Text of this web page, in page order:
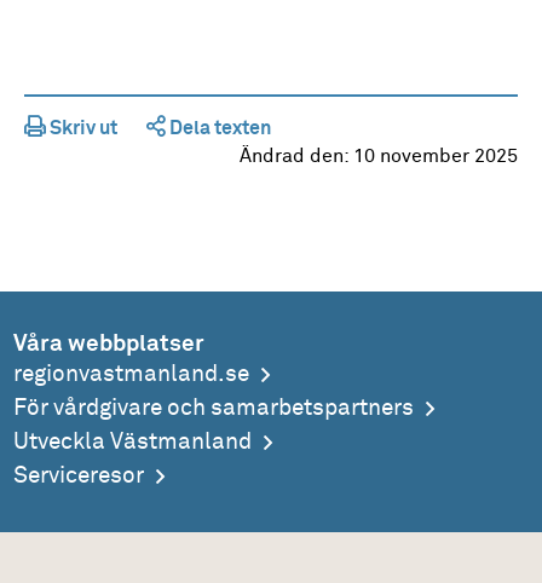
Skriv ut
Dela texten
Ändrad den: 10 november 2025
Våra webbplatser
regionvastmanland.se
För vårdgivare och samarbetspartners
Utveckla Västmanland
Serviceresor